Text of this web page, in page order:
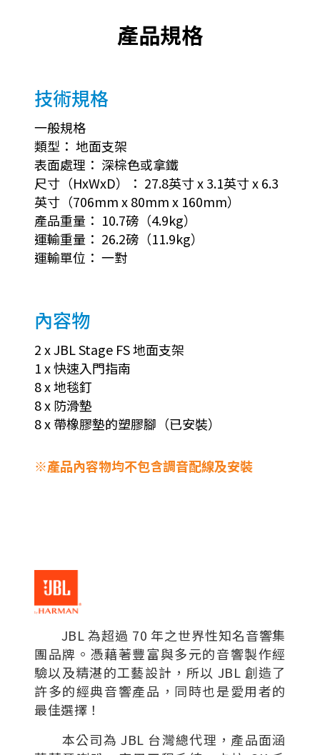
產品規格
技術規格
一般規格
類型： 地面支架
表面處理： 深棕色或拿鐵
尺寸（HxWxD）： 27.8英寸 x 3.1英寸 x 6.3
英寸（706mm x 80mm x 160mm）
產品重量： 10.7磅（4.9kg）
運輸重量： 26.2磅（11.9kg）
運輸單位： 一對
內容物
2 x JBL Stage FS 地面支架
1 x 快速入門指南
8 x 地毯釘
8 x 防滑墊
8 x 帶橡膠墊的塑膠腳（已安裝）
※產品內容物均不包含調音配線及安裝
JBL 為超過 70 年之世界性知名音響集
團品牌。憑藉著豐富與多元的音響製作經
驗以及精湛的工藝設計，所以 JBL 創造了
許多的經典音響產品，同時也是愛用者的
最佳選擇！
本公司為 JBL 台灣總代理，產品面涵